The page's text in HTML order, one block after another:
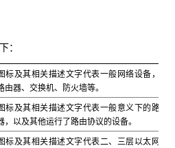
：
标及其相关描述文字代表一般网络设备，
由器、交换机、防火墙等。
标及其相关描述文字代表一般意义下的路
，以及其他运行了路由协议的设备。
标及其相关描述文字代表二、三层以太网